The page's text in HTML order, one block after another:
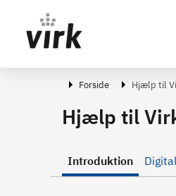
Forside Hjælp til
Hjælp til
Introduktion